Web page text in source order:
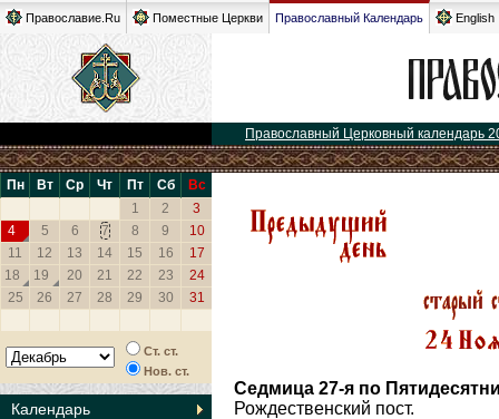
Православие.Ru Поместные Церкви Православный Календарь English
Православный Церковный календарь
Пн Вт Ср Чт Пт Сб
Вс
1
2
3
4
5 6 7 8 9
10
11
12 13 14 15 16
17
18
19 20 21 22 23
24
25
26 27 28 29 30 31
Ст. ст.
Нов. ст.
Календарь
Седмица 27-я по
Рождественский пост.